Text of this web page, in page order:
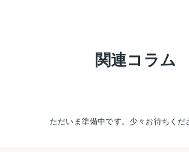
関連コラム
ただいま準備中です。少々お待ちくだ